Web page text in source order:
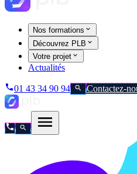
Nos formations
Découvrez PLB
Votre projet
Actualités
01 43 34 90 94 Contactez-